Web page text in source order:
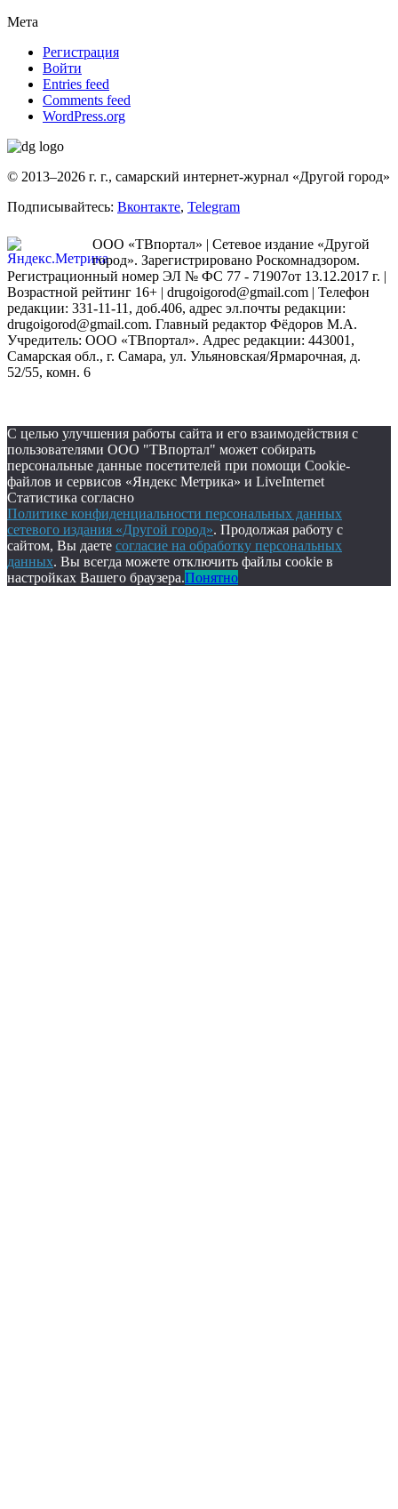
Мета
Регистрация
Войти
Entries feed
Comments feed
WordPress.org
© 2013–2026 г. г., самарский интернет-журнал «Другой город»
Подписывайтесь: Вконтакте, Telegram
ООО «ТВпортал» | Сетевое издание «Другой
город». Зарегистрировано Роскомнадзором.
Регистрационный номер ЭЛ № ФС 77 - 71907от 13.12.2017 г. |
Возрастной рейтинг 16+ | drugoigorod@gmail.com | Телефон
редакции: 331-11-11, доб.406, адрес эл.почты редакции:
drugoigorod@gmail.com. Главный редактор Фёдоров М.А.
Учредитель: ООО «ТВпортал». Адрес редакции: 443001,
Самарская обл., г. Самара, ул. Ульяновская/Ярмарочная, д.
52/55, комн. 6
С целью улучшения работы сайта и его взаимодействия с
пользователями ООО "ТВпортал" может собирать
персональные данные посетителей при помощи Cookie-
файлов и сервисов «Яндекс Метрика» и LiveInternet
Статистика согласно
Политике конфиденциальности персональных данных
сетевого издания «Другой город». Продолжая работу с
сайтом, Вы даете согласие на обработку персональных
данных. Вы всегда можете отключить файлы cookie в
настройках Вашего браузера.Понятно